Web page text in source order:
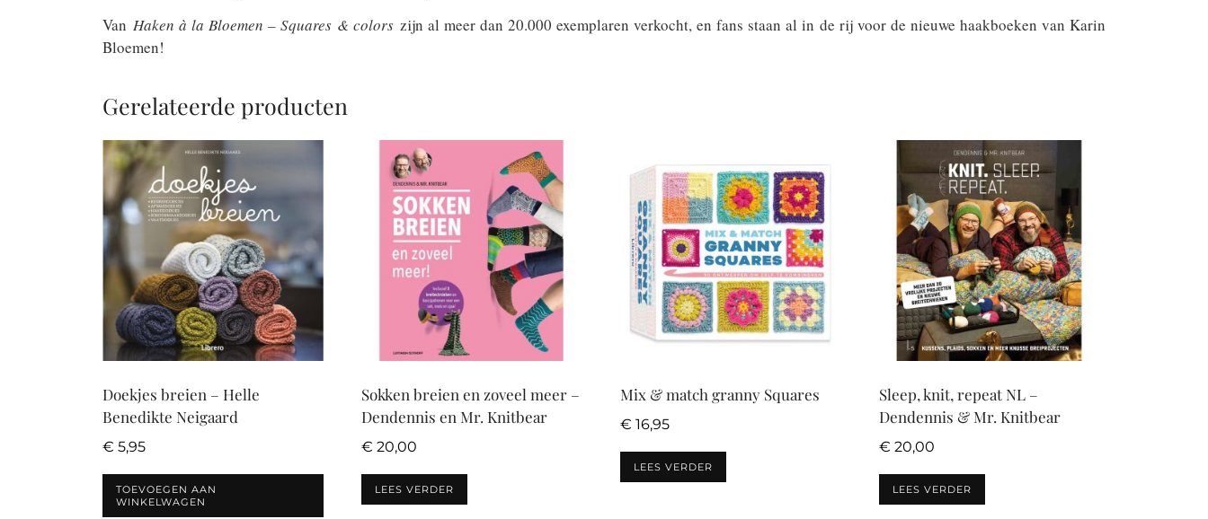
VanHaken à la Bloemen – Squares & colorszijn al meer dan 20.000 exemplaren verkocht, en fans staan al in de rij voor de nieuwe haakboeken van Karin
Bloemen!
Gerelateerde producten
Doekjes breien – Helle
Benedikte Neigaard
€ 5,95
TOEVOEGEN AAN
WINKELWAGEN
Sokken breien en zoveel meer –
Dendennis en Mr. Knitbear
€ 20,00
LEES VERDER
Mix & match granny Squares
€ 16,95
LEES VERDER
Sleep, knit, repeat NL –
Dendennis & Mr. Knitbear
€ 20,00
LEES VERDER